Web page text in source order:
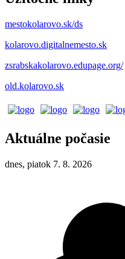
mestokolarovo.sk/ds
kolarovo.digitalnemesto.sk
zsrabskakolarovo.edupage.org/
old.kolarovo.sk
Aktuálne počasie
dnes, piatok 7. 8. 2026